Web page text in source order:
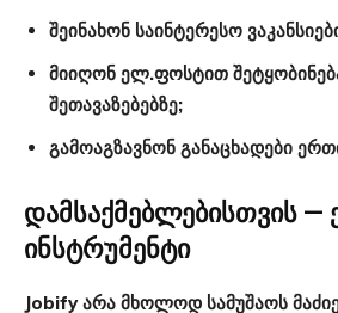
შეინახონ საინტერესო
მიიღონ ელ.ფოსტით
შეთავაზებებზე;
გამოაგზავნონ განაცხადები
დამსაქმებლებისთვის —
ინსტრუმენტი
Jobify არა მხოლოდ სამუშაოს